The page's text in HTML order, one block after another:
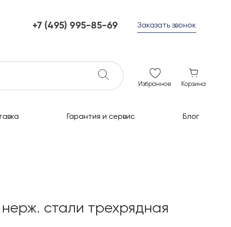
+7 (495) 995-85-69
ежедневно с 10 до 21
Заказать звонок
Избранное Корзина
Гарантия и сервис Блог
стали трехрядная